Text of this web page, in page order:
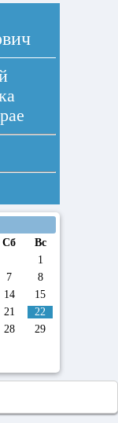
Сб
Вс
1
7
8
14
15
21
22
28
29